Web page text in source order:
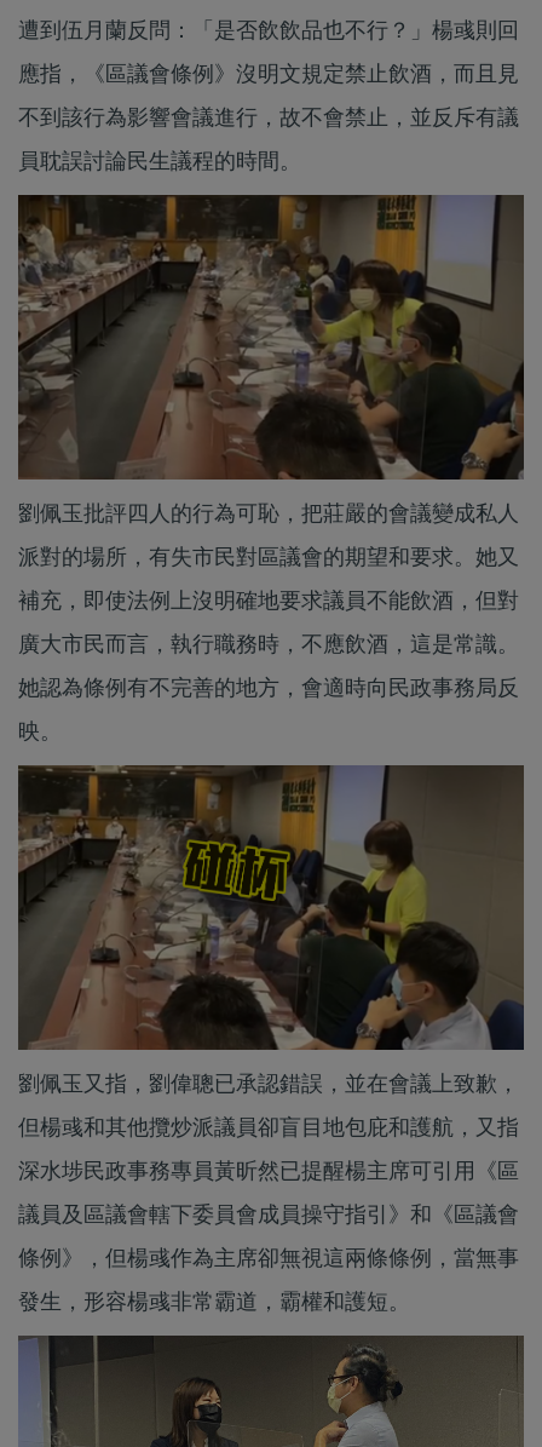
遭到伍月蘭反問：「是否飲飲品也不行？」楊彧則回
應指，《區議會條例》沒明文規定禁止飲酒，而且見
不到該行為影響會議進行，故不會禁止，並反斥有議
員耽誤討論民生議程的時間。
劉佩玉批評四人的行為可恥，把莊嚴的會議變成私人
派對的場所，有失市民對區議會的期望和要求。她又
補充，即使法例上沒明確地要求議員不能飲酒，但對
廣大市民而言，執行職務時，不應飲酒，這是常識。
她認為條例有不完善的地方，會適時向民政事務局反
映。
劉佩玉又指，劉偉聰已承認錯誤，並在會議上致歉，
但楊彧和其他攬炒派議員卻盲目地包庇和護航，又指
深水埗民政事務專員黃昕然已提醒楊主席可引用《區
議員及區議會轄下委員會成員操守指引》和《區議會
條例》，但楊彧作為主席卻無視這兩條條例，當無事
發生，形容楊彧非常霸道，霸權和護短。